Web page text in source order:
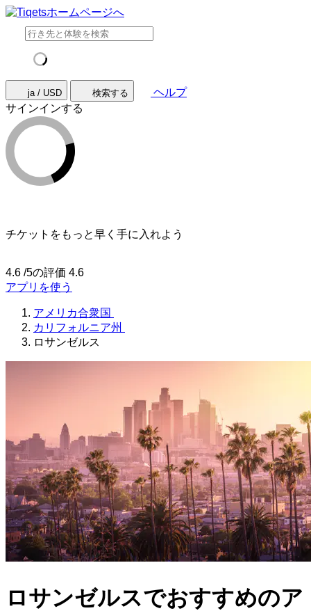
ja / USD 検索する
ヘルプ
サインインする
チケットをもっと早く手に入れよう
4.6 /5の評価 4.6
アプリを使う
アメリカ合衆国
カリフォルニア州
ロサンゼルス
ロサンゼルスでおすすめのア